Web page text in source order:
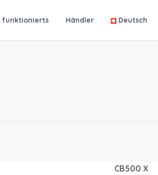
funktionierts Händler Deutsch
CB500 X